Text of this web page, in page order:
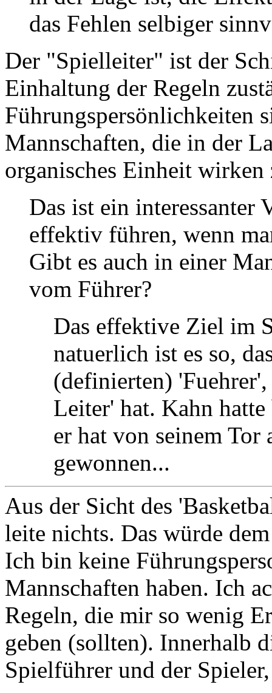
das Fehlen selbiger
Der "Spielleiter" ist der
Einhaltung der Regeln
Führungspersönlichkeiten
Mannschaften, die in der
organisches Einheit wirken
Das ist ein interessanter
effektiv führen, wenn
Gibt es auch in einer
vom Führer?
Das effektive Ziel im
natuerlich ist es so,
(definierten)
Leiter' hat. Kahn
er hat von seinem
gewonnen...
Aus der Sicht des
leite nichts. Das würde
Ich bin keine
Mannschaften haben. Ich
Regeln, die mir so wenig
geben (sollten). Innerhalb
Spielführer und der